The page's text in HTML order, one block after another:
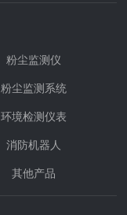
粉尘监测仪
粉尘监测系统
环境检测仪表
消防机器人
其他产品